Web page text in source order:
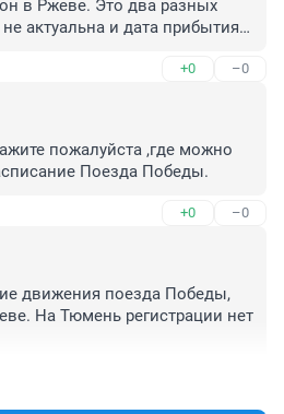
в Ржеве. Это два разных
актуальна и дата прибытия в
+0 –0
пожалуйста ,где можно
Поезда Победы.
+0 –0
движения поезда Победы,
На Тюмень регистрации нет